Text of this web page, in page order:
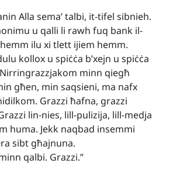
Alla sema’ talbi, it-tifel sibnieh.
u qalli li rawh fuq bank il-
ilu xi tlett ijiem hemm.
kollox u spiċċa b’xejn u spiċċa
minn qiegħ
għen, min saqsieni, ma nafx
Grazzi ħafna, grazzi
lin-nies, lill-pulizija, lill-medja
huma. Jekk naqbad insemmi
sibt għajnuna.
qalbi. Grazzi.”